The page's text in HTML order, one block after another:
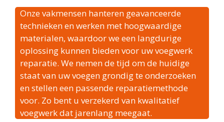
Onze vakmensen hanteren geavanceerde
technieken en werken met hoogwaardige
materialen, waardoor we een langdurige
oplossing kunnen bieden voor uw voegwerk
reparatie. We nemen de tijd om de huidige
staat van uw voegen grondig te onderzoeken
en stellen een passende reparatiemethode
voor. Zo bent u verzekerd van kwalitatief
voegwerk dat jarenlang meegaat.